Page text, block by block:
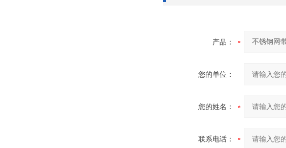
产品：
您的单位：
您的姓名：
联系电话：